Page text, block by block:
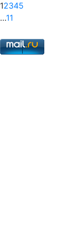
12345
…11